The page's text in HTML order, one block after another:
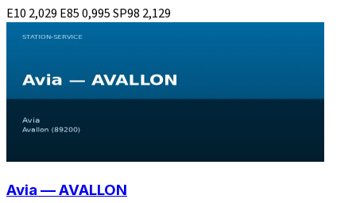
E10 2,029 E850,995SP98 2,129
Avia — AVALLON